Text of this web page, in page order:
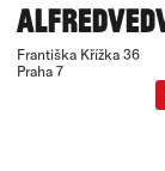
Františka Křížka 36
Praha 7